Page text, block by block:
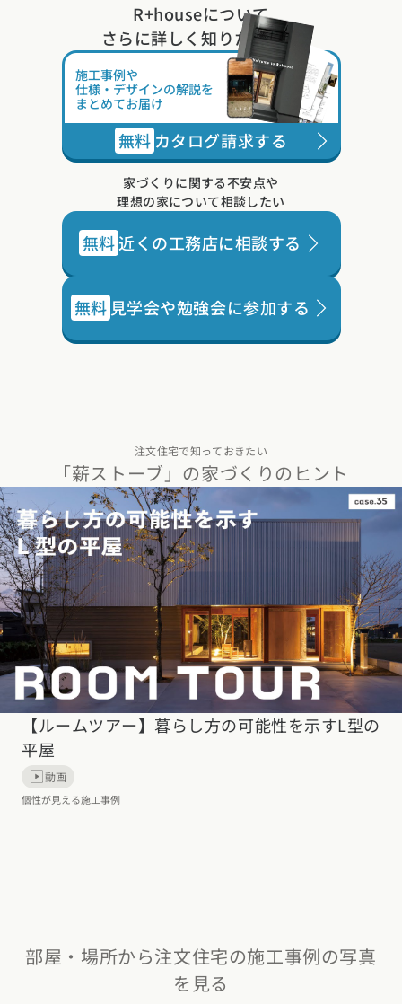
R+houseについて
さらに詳しく知りたい方は
施工事例や
仕様・デザインの解説を
まとめてお届け
無料 カタログ請求する
家づくりに関する不安点や
理想の家について相談したい
無料近くの工務店に相談する
無料 見学会や勉強会に参加する
注文住宅で知っておきたい
「薪ストーブ」の家づくりのヒント
【ルームツアー】暮らし方の可能性を示すL型の
平屋
動画
個性が見える施工事例
部屋・場所から注文住宅の施工事例の写真
を見る
神奈川県 (7)埼玉県 (19) 千葉県 (16)茨城県 (7)
栃木県 (2)群馬県 (7)
甲信越・北陸エリア
新潟県 (12)富山県 (6)石川県 (0) 福井県 (0)山梨県 (8)
東海エリア
岐阜県 (24) 静岡県 (25)三重県 (5)
関西エリア
大阪府 (19)兵庫県 (36)京都府 (6)滋賀県 (0)奈良県 (6)
和歌山県 (5)
中国エリア
広島県 (14) 山口県 (5)
佐賀県 (2)長崎県 (2)熊本県 (8)
宮崎県 (3)鹿児島県 (8)沖縄県 (3)